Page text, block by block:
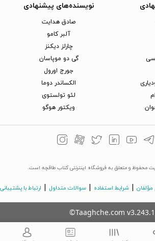
نویسنده‌های پیشنهادی
صادق هدایت
آلبر کامو
چارلز دیکنز
گی دو موپاسان
جورج اورول
الکساندر دوما
لئو تولستوی
ویکتور هوگو
محفوظ و متعلق به فروشگاه اینترنتی کتاب طاقچه است.
مؤلفان | شرایط استفاده | سوالات متداول | ارتباط با پشتیبانی
©Taaghche.com v